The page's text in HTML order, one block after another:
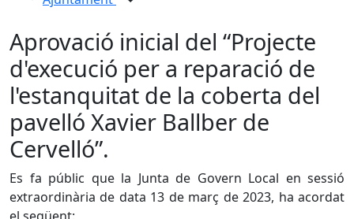
Aprovació inicial del “Projecte
d'execució per a reparació de
l'estanquitat de la coberta del
pavelló Xavier Ballber de
Cervelló”.
Es fa públic que la Junta de Govern Local en sessió
extraordinària de data 13 de març de 2023, ha acordat